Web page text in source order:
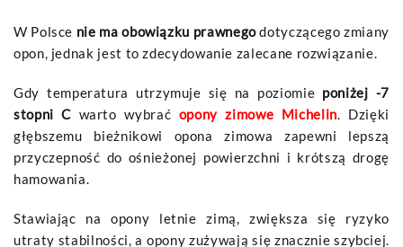
W Polsce nie ma obowiązku prawnegodotyczącego zmiany
opon, jednak jest to zdecydowanie zalecane rozwiązanie.
Gdy temperatura utrzymuje się na poziomie poniżej -7
stopni C warto wybrać opony zimowe Michelin. Dzięki
głębszemu bieżnikowi opona zimowa zapewni lepszą
przyczepność do ośnieżonej powierzchni i krótszą drogę
hamowania.
Stawiając na opony letnie zimą, zwiększa się ryzyko
utraty stabilności, a opony zużywają się znacznie szybciej.